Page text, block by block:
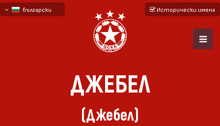
български
Исторически имена
ДЖЕБЕЛ
(Джебел)